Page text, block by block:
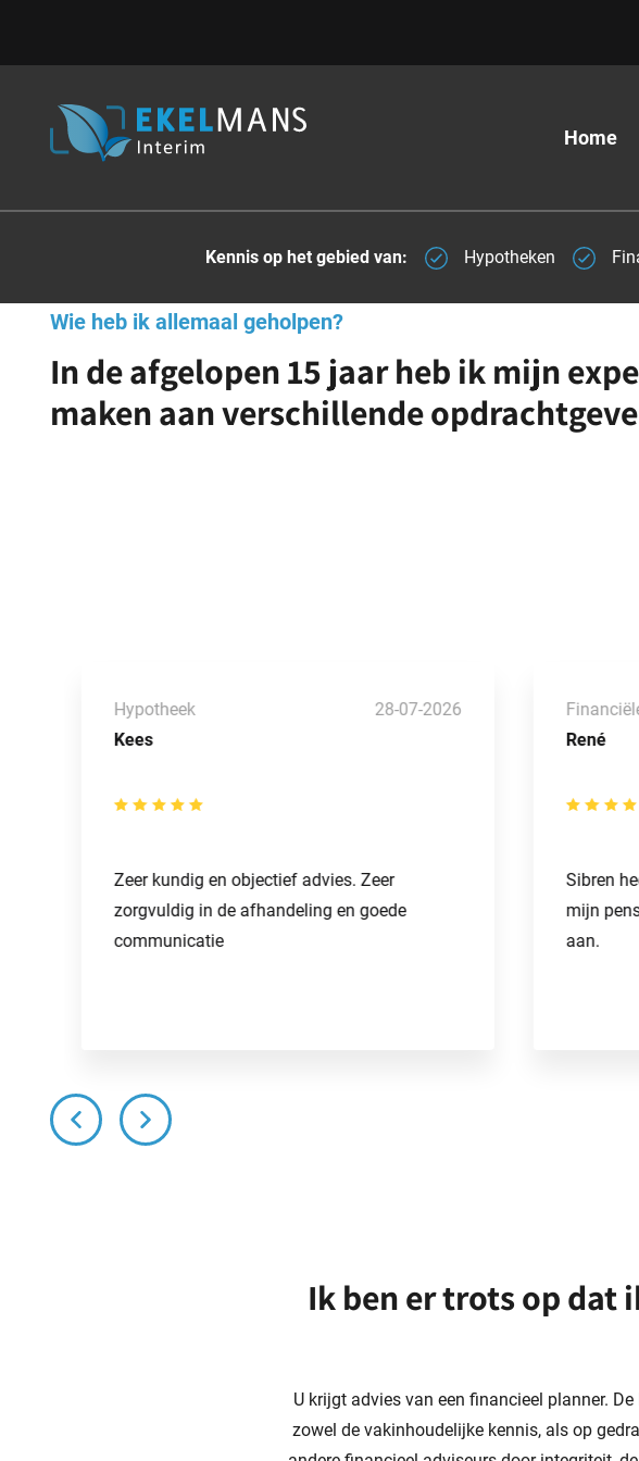
Home
Kennis op het gebied van: Hypotheken
Wie heb ik allemaal geholpen?
In de afgelopen 15 jaar heb ik mijn
maken aan verschillende
Kees
Hypotheek 28-07-2026
Zeer kundig en objectief advies. Zeer
zorgvuldig in de afhandeling en goede
communicatie
René
Sibren
mijn
aan.
Ik ben er trots op dat
U krijgt advies van een financieel planner.
zowel de vakinhoudelijke kennis, als op